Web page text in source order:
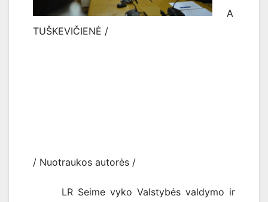
A
TUŠKEVIČIENĖ /
/ Nuotraukos autorės /
LR Seime vyko Valstybės valdymo ir